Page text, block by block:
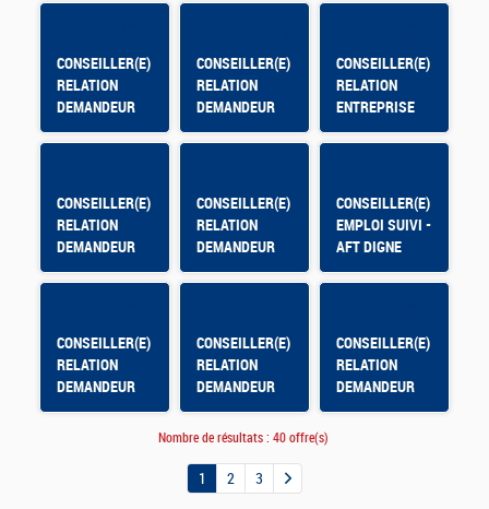
CONSEILLER(E)
RELATION
DEMANDEUR
D'EMPLOI - AFT
CONSEILLER(E)
RELATION
DEMANDEUR
D'EMPLOI AFT
CONSEILLER(E)
RELATION
ENTREPRISE
BRIANCON -
CONSEILLER(E)
RELATION
DEMANDEUR
D'EMPLOI
CONSEILLER(E)
RELATION
DEMANDEUR
D'EMPLOI
CONSEILLER(E)
EMPLOI SUIVI -
AFT DIGNE
CONSEILLER(E)
RELATION
DEMANDEUR
D'EMPLOI
CONSEILLER(E)
RELATION
DEMANDEUR
D'EMPLOI - AFT
: SALON /
PROVENCE
ISTRES /
CONSEILLER(E)
RELATION
DEMANDEUR
D'EMPLOI
Nombre de résultats : 40 offre(s)
1 2 3